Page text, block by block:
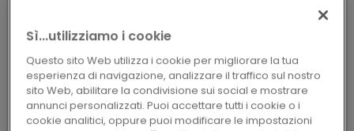
Sì...utilizziamo i cookie
Questo sito Web utilizza i cookie per migliorare la tua
esperienza di navigazione, analizzare il traffico sul nostro
sito Web, abilitare la condivisione sui social e mostrare
annunci personalizzati. Puoi accettare tutti i cookie o i
cookie analitici, oppure puoi modificare le impostazioni